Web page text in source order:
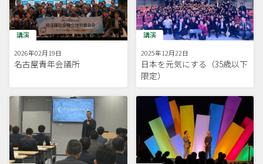
講演
2026年02月19日
名古屋青年会議所
講演
2025年12月22日
日本を元気にする（35歳以下
限定）